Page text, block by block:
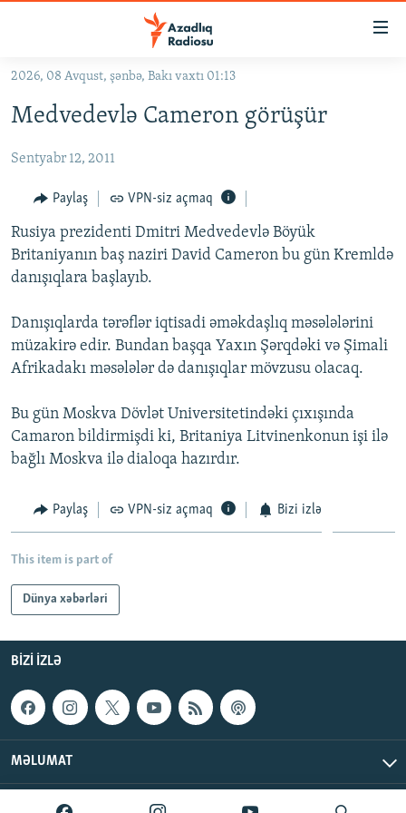
Əsas
qayıt
naviqasiyaya
Axtarışa
keç
KORRUPSIOMETR
#ƏSLINDƏ
FƏRQƏ BAX
QANUNI DOĞRU
ARAŞDIRMA
MULTIMEDIA
VIDEO
İNFOQRAFIKA
KARIKATURA
RADIO ARXIV
AZƏRBAYCAN ƏDƏBIYYATI KITABXANASI
İSLAM VƏ DEMOKRATIYA
MISSIYAMIZ
PEŞƏ ETIKASI VƏ JURNALISTIKA STANDARTLARIMIZ
AZADLIQRADIOSU MOBIL TELEFONUNUZDA
BIZIMLƏ ƏLAQƏ
XƏBƏR BÜLLETENLƏRIMIZ
BIZI IZLƏ
2026, 08 Avqust, şənbə, Bakı vaxtı 01:13
Medvedevlə Cameron görüşür
Sentyabr 12, 2011
Paylaş VPN-siz açmaq
Rusiya prezidenti Dmitri Medvedevlə Böyük
Britaniyanın baş naziri David Cameron bu gün Kremldə
danışıqlara başlayıb.
Danışıqlarda tərəflər iqtisadi əməkdaşlıq məsələlərini
müzakirə edir. Bundan başqa Yaxın Şərqdəki və Şimali
Afrikadakı məsələlər də danışıqlar mövzusu olacaq.
Bu gün Moskva Dövlət Universitetindəki çıxışında
Camaron bildirmişdi ki, Britaniya Litvinenkonun işi ilə
bağlı Moskva ilə dialoqa hazırdır.
Paylaş VPN-siz açmaq Bizi izlə
This item is part of
Dünya xəbərləri
BIZI IZLƏ
MƏLUMAT
AzadlıqRadiosu © 2026 Inc. | Bütün hüquqlar qorunur